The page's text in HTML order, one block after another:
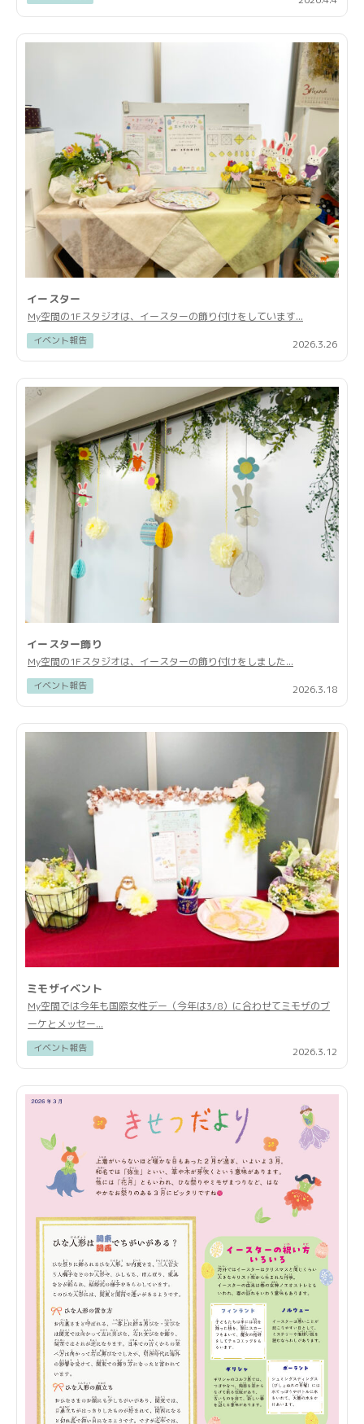
イースター
My空間の1Fスタジオは、イースターの飾り付けをしています...
2026.3.26
イベント報告
イースター飾り
My空間の1Fスタジオは、イースターの飾り付けをしました...
2026.3.18
イベント報告
ミモザイベント
My空間では今年も国際女性デー（今年は3/8）に合わせてミモザのブ
ーケとメッセー...
2026.3.12
イベント報告